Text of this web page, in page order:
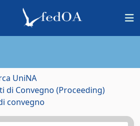
UniNA
di Convegno (Proceeding)
convegno